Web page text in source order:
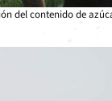
del contenido de